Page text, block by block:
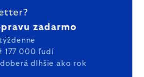
zadarmo
177 000 ľudí
dlhšie ako rok